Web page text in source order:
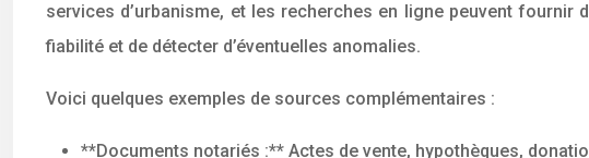
services d’urbanisme, et les recherches en ligne peuvent
fiabilité et de détecter d’éventuelles anomalies.
Voici quelques exemples de sources complémentaires :
**Documents notariés :** Actes de vente, hypothèques,